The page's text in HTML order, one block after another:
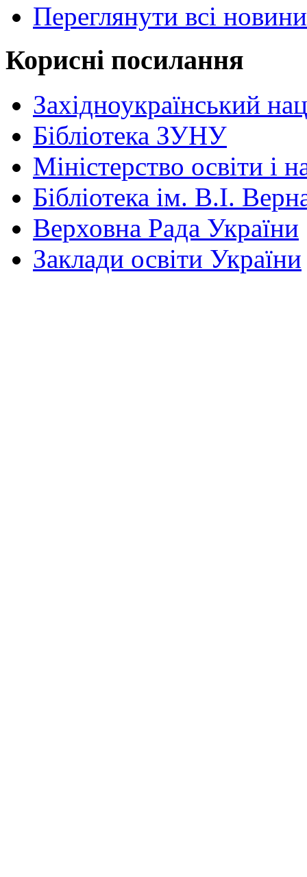
Переглянути всі новини
Корисні посилання
Західноукраїнський
Бібліотека ЗУНУ
Міністерство освіти і
Бібліотека ім. В.І.
Верховна Рада України
Заклади освіти України